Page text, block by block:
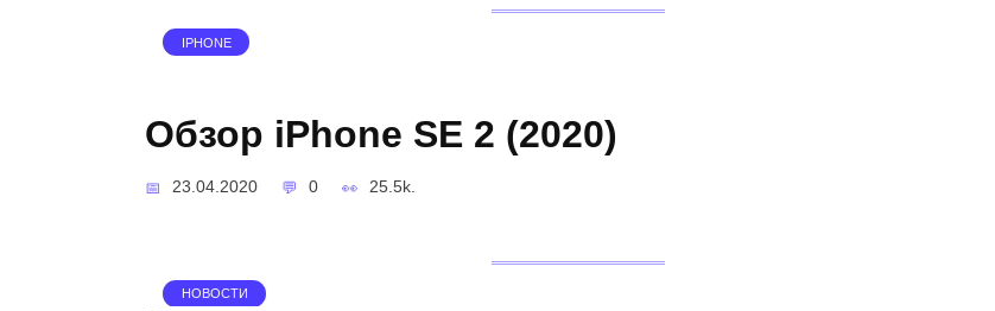
IPHONE
Обзор iPhone SE 2 (2020)
23.04.2020 0 25.5k.
НОВОСТИ